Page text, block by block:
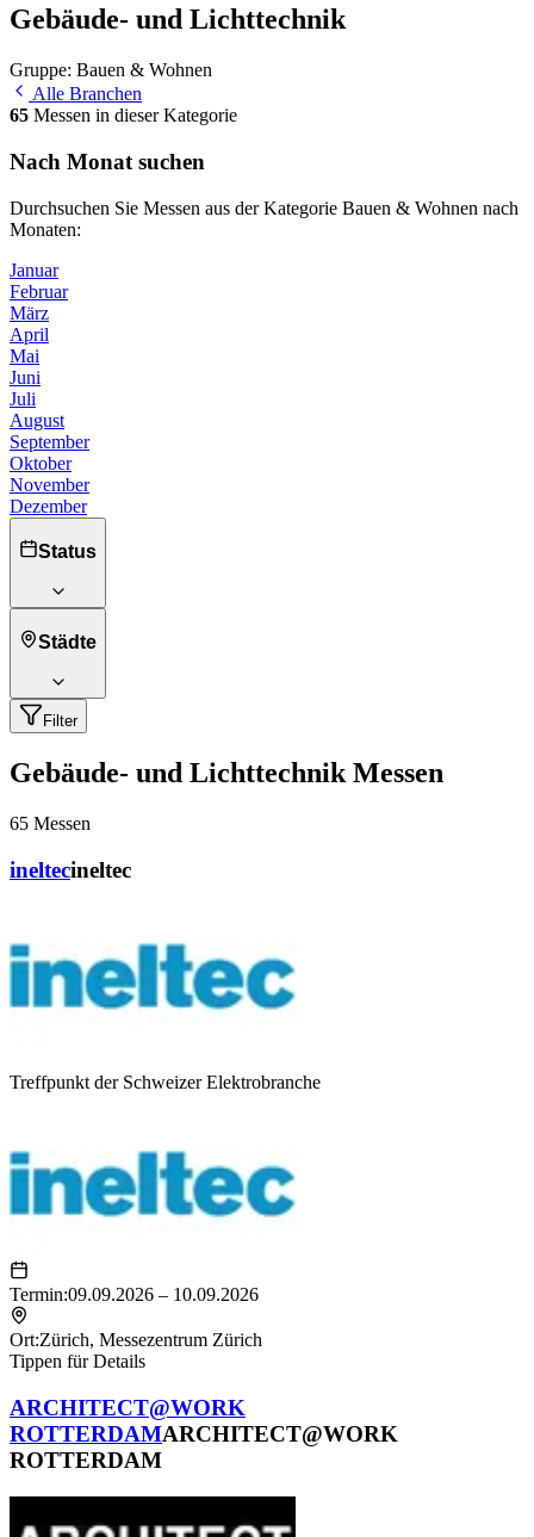
Gebäude- und Lichttechnik
Gruppe: Bauen & Wohnen
Alle Branchen
65 Messen in dieser Kategorie
Nach Monat suchen
Durchsuchen Sie Messen aus der Kategorie Bauen & Wohnen nach
Monaten:
Januar
Februar
März
April
Mai
Juni
Juli
August
September
Oktober
November
Dezember
Status
Städte
Filter
Gebäude- und Lichttechnik Messen
65 Messen
ineltecineltec
Treffpunkt der Schweizer Elektrobranche
Termin:09.09.2026 – 10.09.2026
Ort:Zürich, Messezentrum Zürich
Tippen für Details
ARCHITECT@WORK
ROTTERDAMARCHITECT@WORK
ROTTERDAM